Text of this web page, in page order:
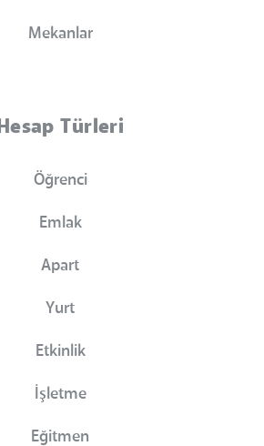
Mekanlar
Hesap Türleri
Öğrenci
Emlak
Apart
Yurt
Etkinlik
İşletme
Eğitmen